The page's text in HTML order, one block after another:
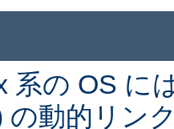
系の OS に
の動的リン